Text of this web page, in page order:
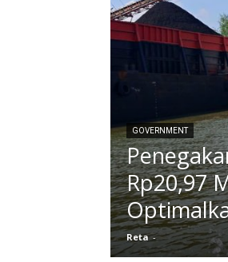
GOVERNMENT
Rp20,97
Reta -